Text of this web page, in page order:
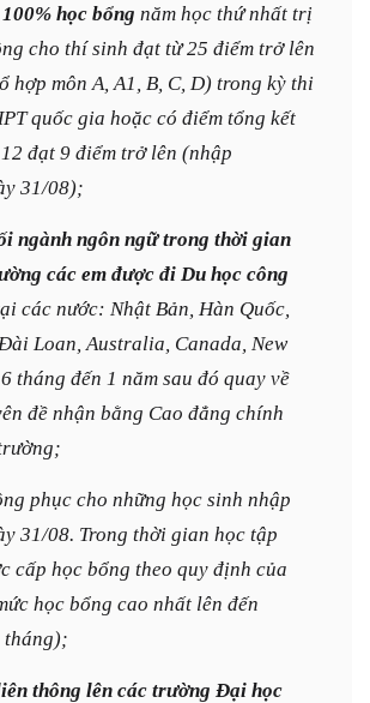
học bổng năm học thứ nhất trị
cho thí sinh đạt từ 25 điểm trở lên
hợp môn A, A1, B, C, D) trong kỳ thi
quốc gia hoặc có điểm tổng kết
đạt 9 điểm trở lên (nhập
31/08);
ngành ngôn ngữ trong thời gian
các em được đi Du học công
các nước: Nhật Bản, Hàn Quốc,
Loan, Australia, Canada, New
tháng đến 1 năm sau đó quay về
đề nhận bằng Cao đẳng chính
phục cho những học sinh nhập
31/08. Trong thời gian học tập
cấp học bổng theo quy định của
học bổng cao nhất lên đến
tháng);
thông lên các trường Đại học